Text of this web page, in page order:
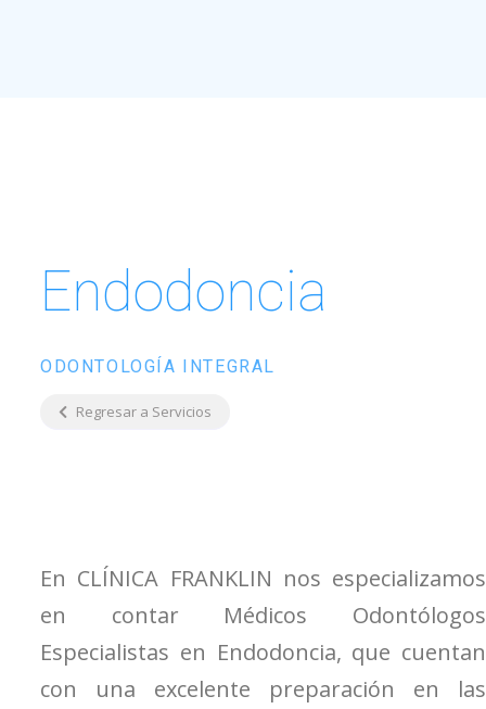
Endodoncia
ODONTOLOGÍA INTEGRAL
Regresar a Servicios
En CLÍNICA FRANKLIN nos especializamos
en contar Médicos Odontólogos
Especialistas en Endodoncia, que cuentan
con una excelente preparación en las